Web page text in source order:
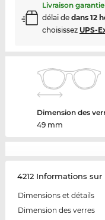
Livraison
délai de dans 12
choisissez UPS-
Dimension des
49 mm
4212 Informations
Dimensions et détails
Dimension des verres